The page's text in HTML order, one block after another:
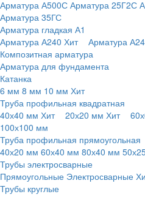
Арматура А500С Арматура 25Г2С
Арматура 35ГС
Арматура гладкая А1
Арматура А240 Хит Арматура
Композитная арматура
Арматура для фундамента
Катанка
6 мм 8 мм 10 мм Хит
Труба профильная квадратная
40х40 мм Хит 20х20 мм Хит
100х100 мм
Труба профильная прямоугольная
40х20 мм 60х40 мм 80х40 мм
Трубы электросварные
Прямоугольные Электросварные
Трубы круглые